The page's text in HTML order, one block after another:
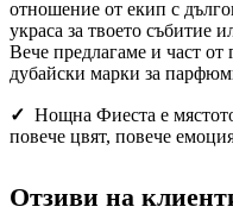
отношение от екип с
украса за твоето събитие
Вече предлагаме и част от
дубайски марки за
✓ Нощна Фиеста е
повече цвят, повече
Отзиви на